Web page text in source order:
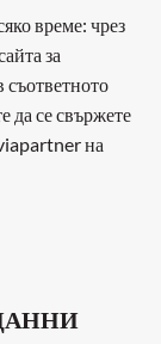
време: чрез
за
съответното
да се свържете